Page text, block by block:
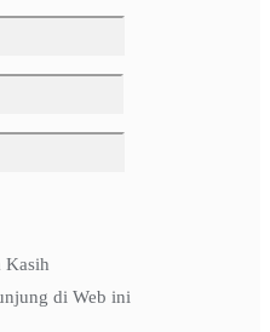
Kasih
di Web ini